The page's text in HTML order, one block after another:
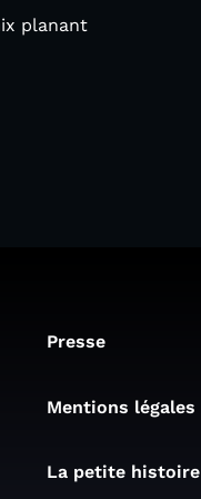
planant
Presse
Mentions légales
La petite histoire